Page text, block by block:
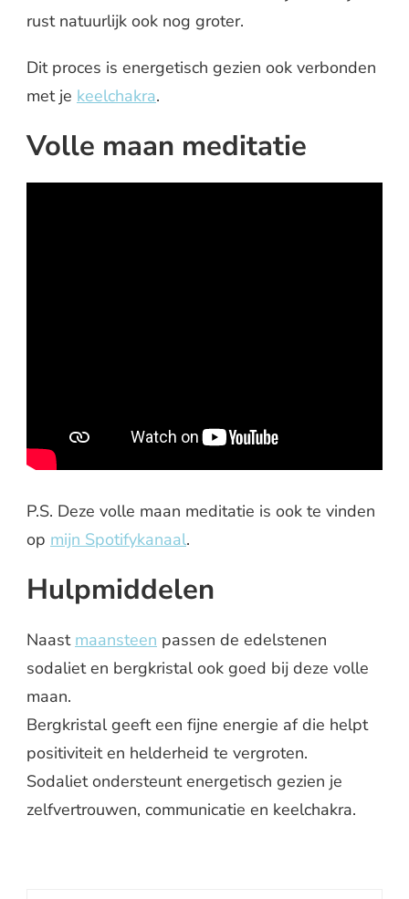
rust natuurlijk ook nog groter.
Dit proces is energetisch gezien ook verbonden
met je keelchakra.
Volle maan meditatie
P.S. Deze volle maan meditatie is ook te vinden
op mijn Spotifykanaal.
Hulpmiddelen
Naast maansteen passen de edelstenen
sodaliet en bergkristal ook goed bij deze volle
maan.
Bergkristal geeft een fijne energie af die helpt
positiviteit en helderheid te vergroten.
Sodaliet ondersteunt energetisch gezien je
zelfvertrouwen, communicatie en keelchakra.